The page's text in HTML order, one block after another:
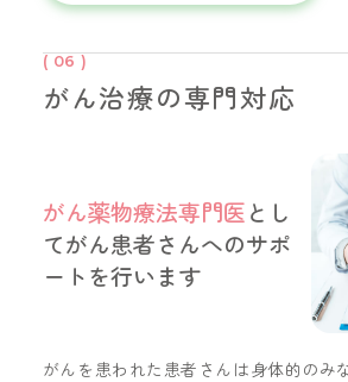
( 06 )
がん治療の専門対応
がん薬物療法専門医とし
てがん患者さんへのサポ
ートを行います
がんを患われた患者さんは身体的のみ